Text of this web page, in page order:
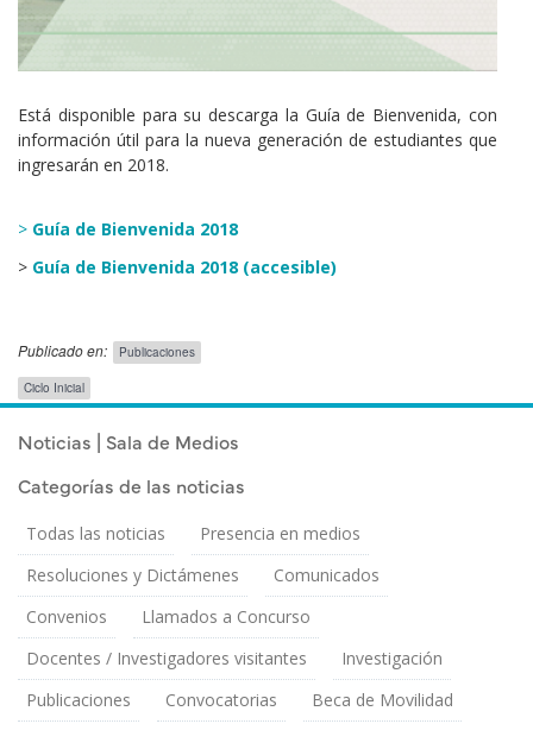
Noticias | Sala de Medios
Categorías de las noticias
Todas las noticias
Presencia en medios
Resoluciones y Dictámenes
Comunicados
Convenios
Llamados a Concurso
Docentes / Investigadores visitantes
Investigación
Publicaciones
Convocatorias Beca de Movilidad
Cuerpo
Está disponible para su descarga la Guía de Bienvenida, con
información útil para la nueva generación de estudiantes que
ingresarán en 2018.
> Guía de Bienvenida 2018
> Guía de Bienvenida 2018 (accesible)
Publicado en: Publicaciones
Etiquetas
para
-
Ciclo Inicial
Publicado el Sábado 3 Marzo, 2018